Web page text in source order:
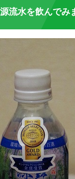
流水を飲んでみ